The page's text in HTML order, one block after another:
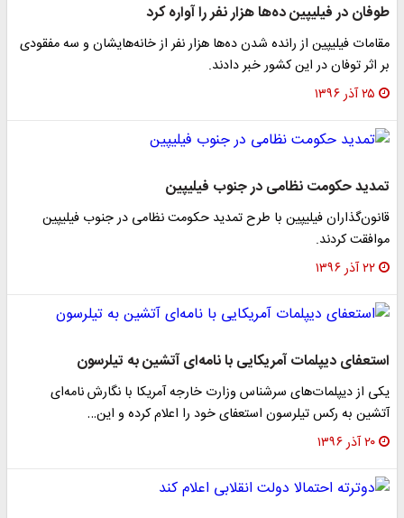
طوفان در فیلیپین ده‌ها هزار نفر را آواره کرد
مقامات فیلیپین از رانده شدن ده‌ها هزار نفر از خانه‌هایشان و سه مفقودی
بر اثر توفان در این کشور خبر دادند.
۲۵ آذر ۱۳۹۶
تمدید حکومت نظامی در جنوب فیلیپین
قانون‌گذاران فیلیپین با طرح تمدید حکومت نظامی در جنوب فیلیپین
موافقت کردند.
۲۲ آذر ۱۳۹۶
استعفای دیپلمات آمریکایی با نامه‌ای آتشین به تیلرسون
یکی از دیپلمات‌های سرشناس وزارت خارجه آمریکا با نگارش نامه‌ای
آتشین به رکس تیلرسون استعفای خود را اعلام کرده و این…
۲۰ آذر ۱۳۹۶